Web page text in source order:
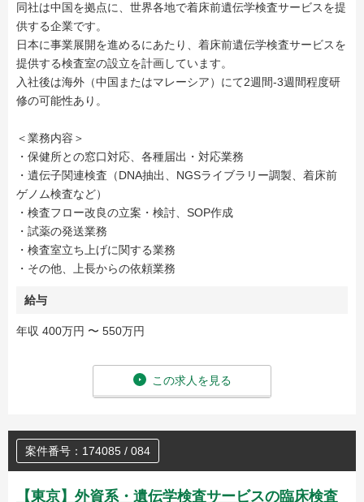
同社は中国を拠点に、世界各地で着床前遺伝学検査サービスを提
供する企業です。
日本に事業展開を進めるにあたり、着床前遺伝学検査サービスを
提供する検査室の設立を計画しています。
入社後は海外（中国またはマレーシア）にて2週間-3週間程度研
修の可能性あり。
＜業務内容＞
・保健所との窓口対応、各種届出・対応業務
・遺伝子関連検査（DNA抽出、NGSライブラリー調製、着床前
ゲノム検査など）
・検査フロー改良の立案・検討、SOP作成
・試薬の発送業務
・検査室立ち上げに関する業務
・その他、上長からの依頼業務
給与
年収 400万円 〜 550万円
この求人を見る
案件番号：174085 / 084
【東京】外資系・遺伝学検査サービスの臨床検査